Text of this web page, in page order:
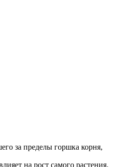
за пределы горшка корня,
на рост самого растения.